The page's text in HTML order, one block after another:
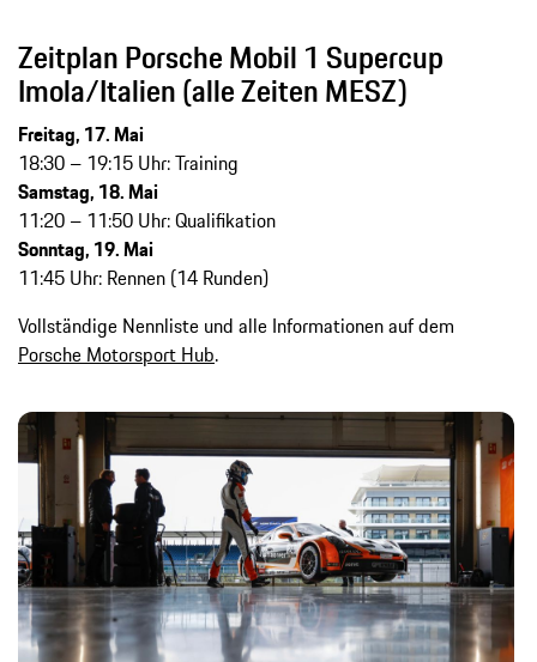
Zeitplan Porsche Mobil 1 Supercup
Imola/Italien (alle Zeiten MESZ)
Freitag, 17. Mai
18:30 – 19:15 Uhr: Training
Samstag, 18. Mai
11:20 – 11:50 Uhr: Qualifikation
Sonntag, 19. Mai
11:45 Uhr: Rennen (14 Runden)
Vollständige Nennliste und alle Informationen auf dem
Porsche Motorsport Hub.